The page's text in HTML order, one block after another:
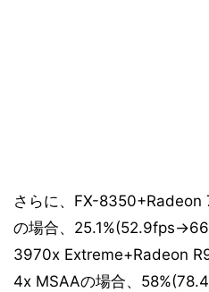
さらに、FX-
の場合、
3970x Extreme+Radeon
4x MSAAの場合、